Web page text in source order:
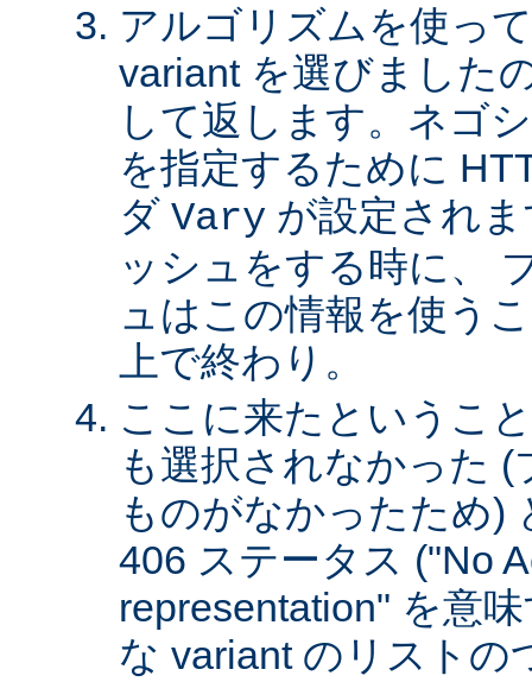
アルゴリズムを使っ
variant を選びました
して返します。ネゴ
を指定するために
ダ Vary が設定され
ッシュをする時に、
ュはこの情報を使う
上で終わり。
ここに来たというこ
も選択されなかった
ものがなかったため)
406 ステータス ("No
representation" を意
な variant のリストの